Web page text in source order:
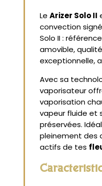
Le Arizer Solo II
convection signé
Solo II :
amovible,
exceptionnelle,
Avec sa
vaporisateur
vaporisation
vapeur fluide et
préservées.
pleinement des
actifs de tes